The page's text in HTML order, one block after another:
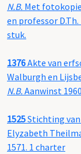
N.B. Met
en professor
stuk.
1376Akte van
Walburgh en
N.B. Aanwinst
1525Stichting
Elyzabeth
1571. 1 charter